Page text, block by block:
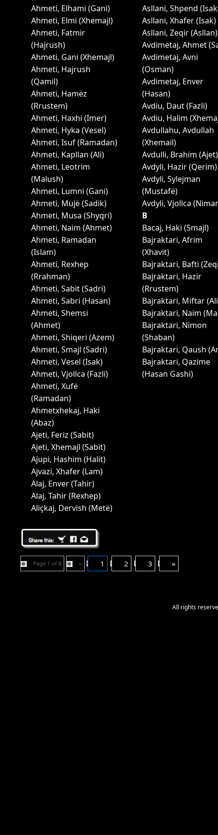
Ahmeti, Elhami (Gani)
Ahmeti, Elmi (Xhemajl)
Ahmeti, Fatmir
(Hajrush)
Ahmeti, Gani (Xhemajl)
Ahmeti, Hajrush
(Qamil)
Ahmeti, Hamëz
(Rrustem)
Ahmeti, Haxhi (Imer)
Ahmeti, Hyka (Vesel)
Ahmeti, Isuf (Ramadan)
Ahmeti, Kapllan (Ali)
Ahmeti, Leotrim
(Malush)
Ahmeti, Lumni (Gani)
Ahmeti, Mujë (Sadik)
Ahmeti, Musa (Shyqri)
Ahmeti, Naim (Ahmet)
Ahmeti, Ramadan
(Islam)
Ahmeti, Rexhep
(Rrahman)
Ahmeti, Sabit (Sadri)
Ahmeti, Sabri (Hasan)
Ahmeti, Shemsi
(Ahmet)
Ahmeti, Shiqeri (Azem)
Ahmeti, Smajl (Sadri)
Ahmeti, Vesel (Isak)
Ahmeti, Vjollca (Fazli)
Ahmeti, Xufë
(Ramadan)
Ahmetxhekaj, Haki
(Abaz)
Ajeti, Feriz (Sabit)
Ajeti, Xhemajl (Sabit)
Ajupi, Hashim (Halit)
Ajvazi, Xhafer (Lam)
Alaj, Enver (Tahir)
Alaj, Tahir (Rexhep)
Aliçkaj, Dervish (Metë)
Asllani, Shpend
Asllani, Xhafer (Isak)
Asllani, Zeqir (Asllan)
Avdimetaj, Ahmet
Avdimetaj, Avni
(Osman)
Avdimetaj, Enver
(Hasan)
Avdiu, Daut (Fazli)
Avdiu, Halim
Avdullahu, Avdullah
(Xhemail)
Avdulli, Brahim (Ajet)
Avdyli, Hazir (Qerim)
Avdyli, Sylejman
(Mustafë)
Avdyli, Vjollca
B
Bacaj, Haki (Smajl)
Bajraktari, Afrim
(Xhavit)
Bajraktari, Bafti
Bajraktari, Hazir
(Rrustem)
Bajraktari, Miftar
Bajraktari, Naim
Bajraktari, Nimon
(Shaban)
Bajraktari, Qaush
Bajraktari, Qazime
(Hasan Gashi)
Page 1 of 8 « 1 2 3 »
All rights